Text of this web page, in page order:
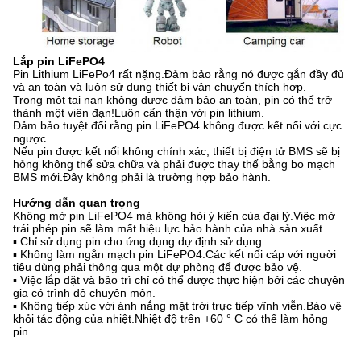
Lắp pin LiFePO4
Pin Lithium LiFePo4 rất nặng.Đảm bảo rằng nó được gắn đầy đủ
và an toàn và luôn sử dụng thiết bị vận chuyển thích hợp.
Trong một tai nạn không được đảm bảo an toàn, pin có thể trở
thành một viên đạn!Luôn cẩn thận với pin lithium.
Đảm bảo tuyệt đối rằng pin LiFePO4 không được kết nối với cực
ngược.
Nếu pin được kết nối không chính xác, thiết bị điện tử BMS sẽ bị
hỏng không thể sửa chữa và phải được thay thế bằng bo mạch
BMS mới.Đây không phải là trường hợp bảo hành.
Hướng dẫn quan trọng
Không mở pin LiFePO4 mà không hỏi ý kiến ​​của đại lý.Việc mở
trái phép pin sẽ làm mất hiệu lực bảo hành của nhà sản xuất.
▪ Chỉ sử dụng pin cho ứng dụng dự định sử dụng.
▪ Không làm ngắn mạch pin LiFePO4.Các kết nối cáp với người
tiêu dùng phải thông qua một dự phòng để được bảo vệ.
▪ Việc lắp đặt và bảo trì chỉ có thể được thực hiện bởi các chuyên
gia có trình độ chuyên môn.
▪ Không tiếp xúc với ánh nắng mặt trời trực tiếp vĩnh viễn.Bảo vệ
khỏi tác động của nhiệt.Nhiệt độ trên +60 ° C có thể làm hỏng
pin.